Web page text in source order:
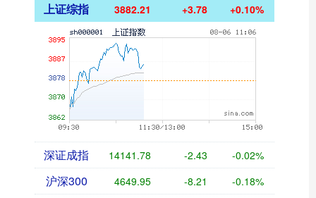
上证综指 3882.21 +3.78 +0.10%
深证成指 14141.78 -2.43 -0.02%
沪深300 4649.95 -8.21 -0.18%